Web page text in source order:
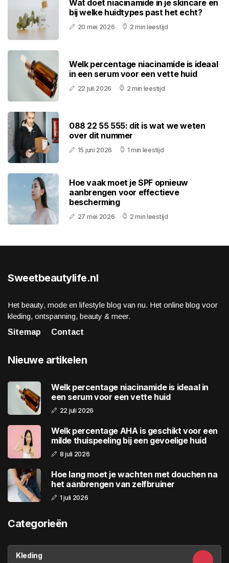
Wat doet niacinamide in je skincare en
bij welke huidtypes past het echt?
20 mei 2026 2 min leestijd
Welk percentage niacinamide is ideaal
in een serum voor een vette huid
22 juli 2026 2 min leestijd
088 22 55 555: dit is wat we weten
over dit nummer
15 juni 2026 1 min leestijd
Hoe vaak moet je SPF opnieuw
aanbrengen voor effectieve
bescherming
27 mei 2026 2 min leestijd
Sweetbeautylife.nl
Het beauty, mode en lifestyle blog van nu. Het online blog voor
kleding, ontspanning, beauty & meer.
Sitemap
Contact
Nieuwe artikelen
Welk percentage niacinamide is ideaal in
een serum voor een vette huid
22 juli 2026
Welk percentage AHA is geschikt voor een
milde thuispeeling bij een gevoelige huid
8 juli 2026
Hoe lang moet je wachten met douchen na
het aanbrengen van zelfbruiner
1 juli 2026
Categorieën
Kleding